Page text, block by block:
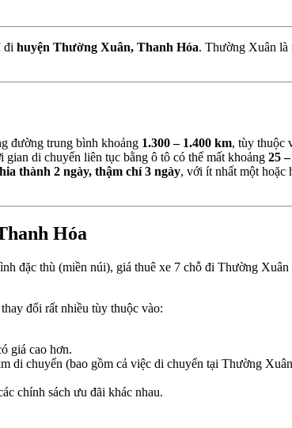
đi huyện Thường Xuân, Thanh Hóa. Thường Xuân là
đường trung bình khoảng 1.300 – 1.400 km, tùy thuộc
di chuyển liên tục bằng ô tô có thể mất khoảng 25
thành 2 ngày, thậm chí 3 ngày, với ít nhất một
Hóa
đặc thù (miền núi), giá thuê xe 7 chỗ đi Thường
đổi rất nhiều tùy thuộc vào:
giá cao hơn.
di chuyển (bao gồm cả việc di chuyển tại Thường
chính sách ưu đãi khác nhau.